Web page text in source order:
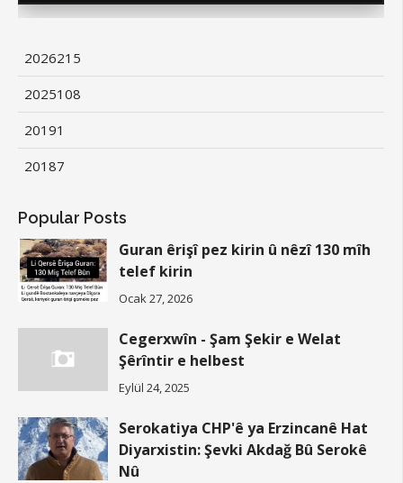
2026215
2025108
20191
20187
Popular Posts
Guran êrişî pez kirin û nêzî 130 mîh
telef kirin
Ocak 27, 2026
Cegerxwîn - Şam Şekir e Welat
Şêrîntir e helbest
Eylül 24, 2025
Serokatiya CHP'ê ya Erzincanê Hat
Diyarxistin: Şevki Akdağ Bû Serokê
Nû